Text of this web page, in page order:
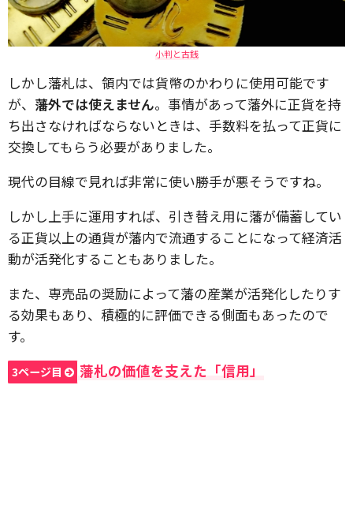
小判と古銭
しかし藩札は、領内では貨幣のかわりに使用可能です
が、 藩外では使えません。事情があって藩外に正貨を持
ち出さなければならないときは、手数料を払って正貨に
交換してもらう必要がありました。
現代の目線で見れば非常に使い勝手が悪そうですね。
しかし上手に運用すれば、引き替え用に藩が備蓄してい
る正貨以上の通貨が藩内で流通することになって経済活
動が活発化することもありました。
また、専売品の奨励によって藩の産業が活発化したりす
る効果もあり、積極的に評価できる側面もあったので
す。
3ページ目 藩札の価値を支えた「信用」